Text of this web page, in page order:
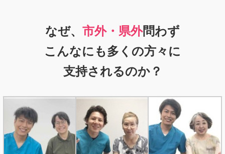
なぜ、 市外・県外問わず
こんなにも多くの方々に
支持されるのか？